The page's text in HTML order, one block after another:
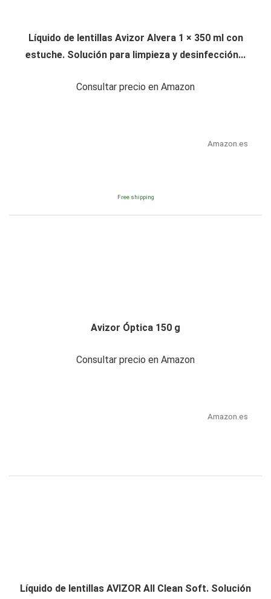
Líquido de lentillas Avizor Alvera 1 × 350 ml con
estuche. Solución para limpieza y desinfección...
Consultar precio en Amazon
Amazon.es
Free shipping
Avizor Óptica 150 g
Consultar precio en Amazon
Amazon.es
Líquido de lentillas AVIZOR All Clean Soft. Solución